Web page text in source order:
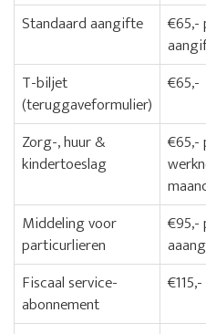
Standaard aangifte
€65,-
T-biljet
(teruggaveformulier)
€65,-
Zorg-, huur &
kindertoeslag
€65,-
Middeling voor
particurlieren
€95,-
Fiscaal service-
abonnement